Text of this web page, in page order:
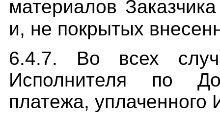
материалов
и, не покрытых
6.4.7. Во всех
Исполнителя по
платежа, уплаченного